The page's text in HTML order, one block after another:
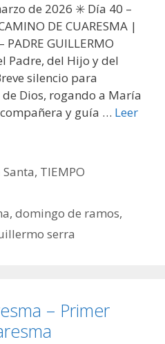
de 2026 ✳️ Día 40 –
DE CUARESMA |
PADRE GUILLERMO
Padre, del Hijo y del
silencio para
Dios, rogando a María
y guía … Leer
, TIEMPO
,domingo de ramos,
serra
– Primer